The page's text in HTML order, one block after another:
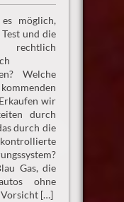
möglich,
Test und die
rechtlich
Welche
wir
durch
durch die
Gas, die
ohne
[…]